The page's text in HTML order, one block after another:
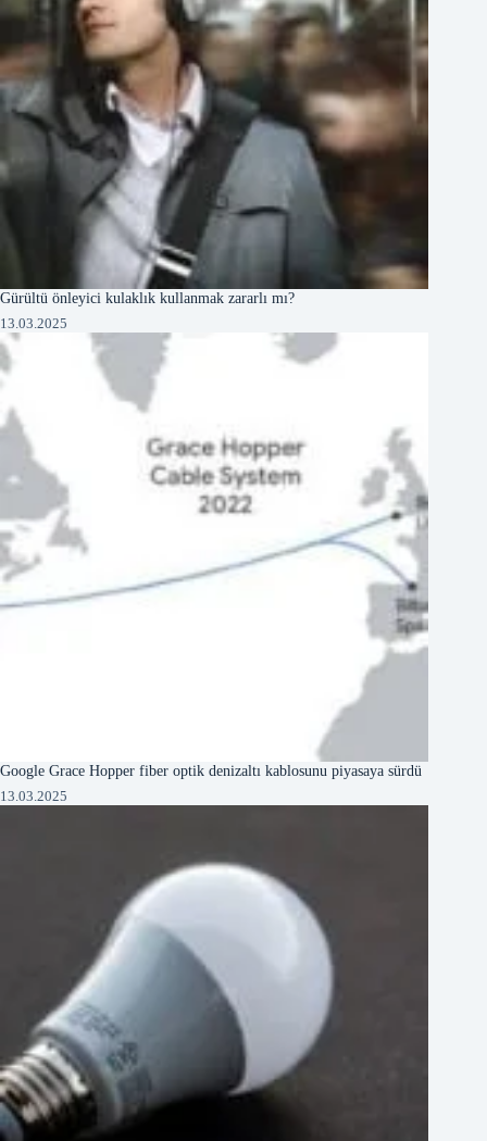
Gürültü önleyici kulaklık kullanmak zararlı mı?
13.03.2025
Google Grace Hopper fiber optik denizaltı kablosunu piyasaya sürdü
13.03.2025